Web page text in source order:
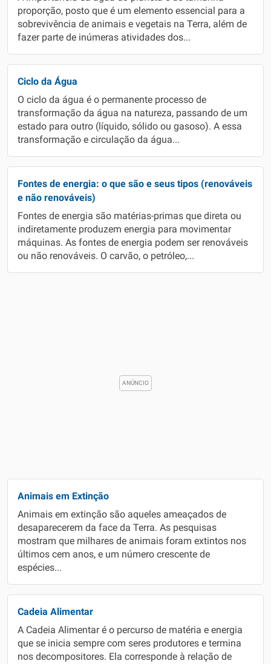
proporção, posto que é um elemento essencial para a
sobrevivência de animais e vegetais na Terra, além de
fazer parte de inúmeras atividades dos...
Ciclo da Água
O ciclo da água é o permanente processo de
transformação da água na natureza, passando de um
estado para outro (líquido, sólido ou gasoso). A essa
transformação e circulação da água...
Fontes de energia: o que são e seus tipos (renováveis
e não renováveis)
Fontes de energia são matérias-primas que direta ou
indiretamente produzem energia para movimentar
máquinas. As fontes de energia podem ser renováveis
ou não renováveis. O carvão, o petróleo,...
Animais em Extinção
Animais em extinção são aqueles ameaçados de
desaparecerem da face da Terra. As pesquisas
mostram que milhares de animais foram extintos nos
últimos cem anos, e um número crescente de
espécies...
Cadeia Alimentar
A Cadeia Alimentar é o percurso de matéria e energia
que se inicia sempre com seres produtores e termina
nos decompositores. Ela corresponde à relação de